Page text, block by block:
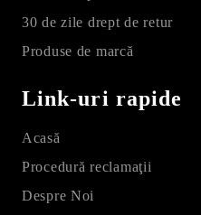
30 de zile drept de retur
Produse de marcă
Link-uri rapide
Acasă
Procedură reclamaţii
Despre Noi